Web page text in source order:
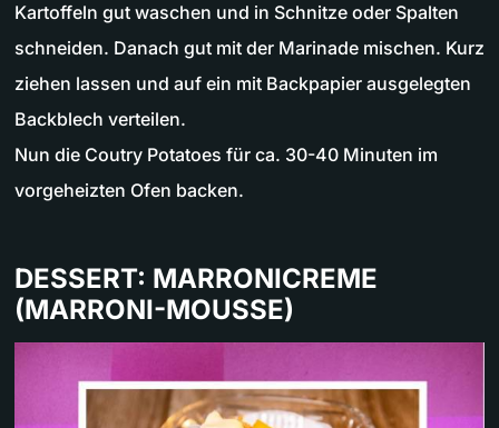
Kartoffeln gut waschen und in Schnitze oder Spalten
schneiden. Danach gut mit der Marinade mischen. Kurz
ziehen lassen und auf ein mit Backpapier ausgelegten
Backblech verteilen.
Nun die Coutry Potatoes für ca. 30-40 Minuten im
vorgeheizten Ofen backen.
DESSERT: MARRONICREME
(MARRONI-MOUSSE)